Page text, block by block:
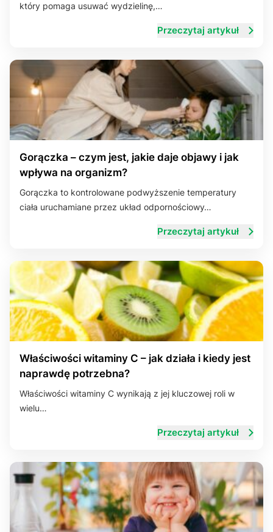
który pomaga usuwać wydzielinę,…
Przeczytaj artykuł
Gorączka – czym jest, jakie daje objawy i jak
wpływa na organizm?
Gorączka to kontrolowane podwyższenie temperatury
ciała uruchamiane przez układ odpornościowy…
Przeczytaj artykuł
Właściwości witaminy C – jak działa i kiedy jest
naprawdę potrzebna?
Właściwości witaminy C wynikają z jej kluczowej roli w
wielu…
Przeczytaj artykuł